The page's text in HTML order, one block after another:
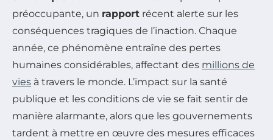
préoccupante, un rapport récent alerte sur les
conséquences tragiques de l’inaction. Chaque
année, ce phénomène entraîne des pertes
humaines considérables, affectant des millions de
vies à travers le monde. L’impact sur la santé
publique et les conditions de vie se fait sentir de
manière alarmante, alors que les gouvernements
tardent à mettre en œuvre des mesures efficaces